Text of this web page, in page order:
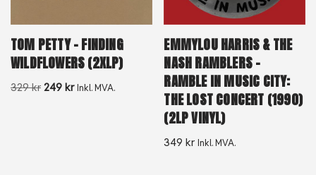
TOM PETTY – FINDING
WILDFLOWERS (2XLP)
329kr 249 kr Inkl. MVA.
EMMYLOU HARRIS & THE
NASH RAMBLERS –
RAMBLE IN MUSIC CITY:
THE LOST CONCERT (1990)
(2LP VINYL)
349kr Inkl. MVA.